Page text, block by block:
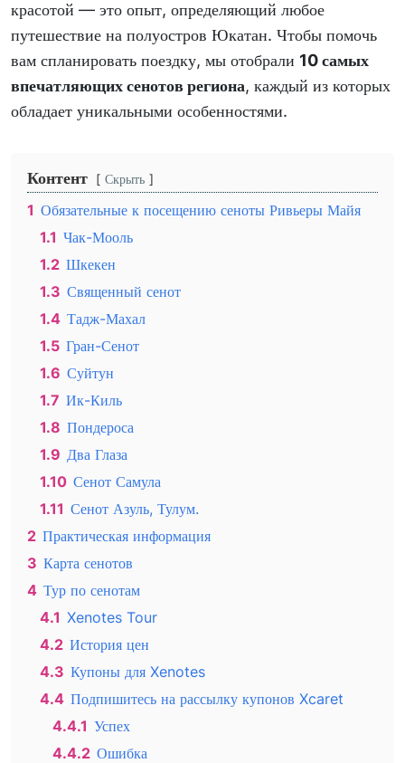
красотой — это опыт, определяющий любое
путешествие на полуостров Юкатан. Чтобы помочь
вам спланировать поездку, мы отобрали 10 самых
впечатляющих сенотов региона, каждый из которых
обладает уникальными особенностями.
Контент Скрыть
1 Обязательные к посещению сеноты Ривьеры Майя
1.1 Чак-Мооль
1.2 Шкекен
1.3 Священный сенот
1.4 Тадж-Махал
1.5 Гран-Сенот
1.6 Суйтун
1.7 Ик-Киль
1.8 Пондероса
1.9 Два Глаза
1.10 Сенот Самула
1.11 Сенот Азуль, Тулум.
2 Практическая информация
3 Карта сенотов
4 Тур по сенотам
4.1 Xenotes Tour
4.2 История цен
4.3 Купоны для Xenotes
4.4 Подпишитесь на рассылку купонов Xcaret
4.4.1 Успех
4.4.2 Ошибка